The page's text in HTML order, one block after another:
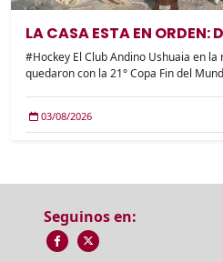
LA CASA ESTA EN ORDEN:
#Hockey El Club Andino Ushuaia en
quedaron con la 21° Copa Fin del
03/08/2026
Seguinos en: